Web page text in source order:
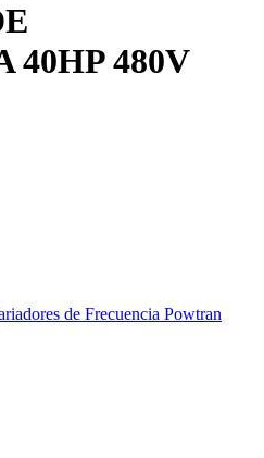
40HP 480V
de Frecuencia Powtran